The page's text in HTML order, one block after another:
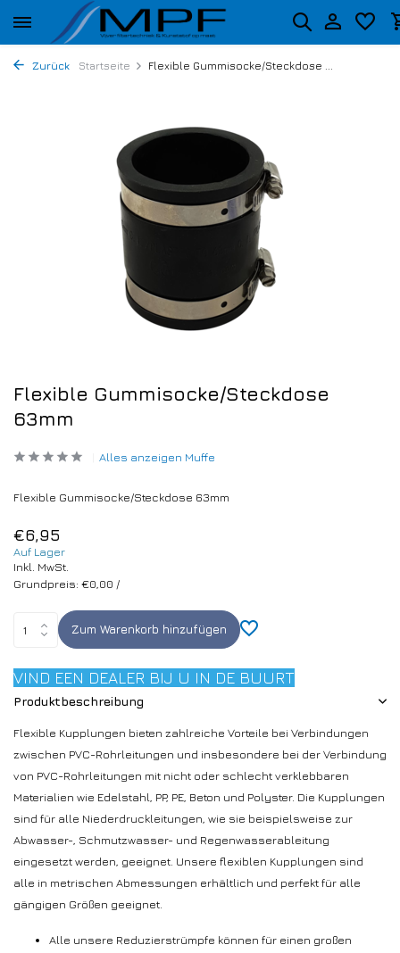
Zurück Startseite Flexible Gummisocke/Steckdose ...
Flexible Gummisocke/Steckdose
63mm
Alles anzeigen Muffe
Flexible Gummisocke/Steckdose 63mm
€6,95
Auf Lager
Inkl. MwSt.
Grundpreis: €0,00 /
Zum Warenkorb hinzufügen
VIND EEN DEALER BIJ U IN DE BUURT
Produktbeschreibung
Flexible Kupplungen bieten zahlreiche Vorteile bei Verbindungen
zwischen PVC-Rohrleitungen und insbesondere bei der Verbindung
von PVC-Rohrleitungen mit nicht oder schlecht verklebbaren
Materialien wie Edelstahl, PP, PE, Beton und Polyster. Die Kupplungen
sind für alle Niederdruckleitungen, wie sie beispielsweise zur
Abwasser-, Schmutzwasser- und Regenwasserableitung
eingesetzt werden, geeignet. Unsere flexiblen Kupplungen sind
alle in metrischen Abmessungen erhältlich und perfekt für alle
gängigen Größen geeignet.
Alle unsere Reduzierstrümpfe können für einen großen